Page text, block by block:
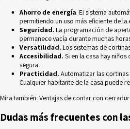
Ahorro de energía. El sistema
permitiendo un uso más eficiente de la
Seguridad. La programación de
permanece vacía durante muchas
Versatilidad. Los sistemas de
Accesibilidad. Si en la casa hay
segura.
Practicidad. Automatizar las
Cualquier habitante de la casa puede
Mira también: Ventajas de contar con
Dudas más frecuentes con